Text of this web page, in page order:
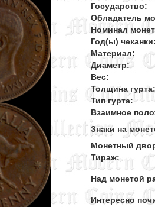
Государство:
Обладатель
Номинал
Год(ы)
Материал:
Диаметр:
Вес:
Толщина гурта:
Тип гурта:
Взаимное
Знаки на
Монетный
Тираж:
Над монетой
Интересно